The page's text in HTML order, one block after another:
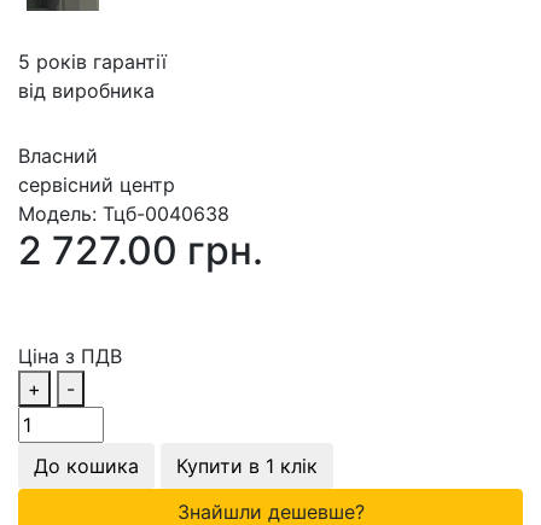
5 років гарантії
від виробника
Власний
сервісний центр
Модель: Тцб-0040638
2 727.00 грн.
Ціна з ПДВ
+
-
До кошика
Купити в 1 клік
Знайшли дешевше?